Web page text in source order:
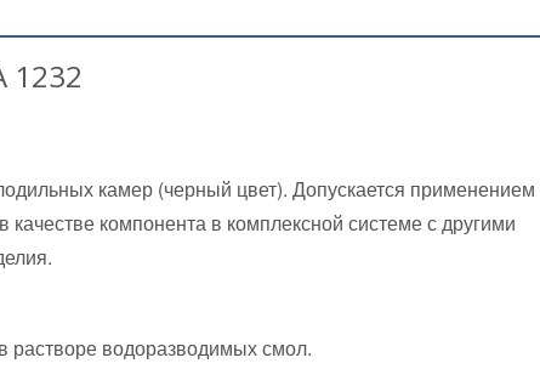
1232
камер (черный цвет). Допускается применением
качестве компонента в комплексной системе с другими
растворе водоразводимых смол.